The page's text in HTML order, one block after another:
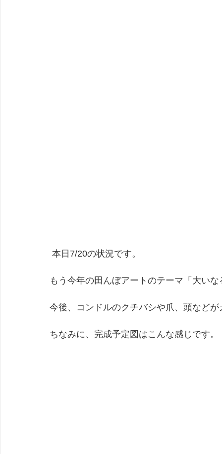
本日7/20の状況です。
もう今年の田んぼアートのテーマ「大い
今後、コンドルのクチバシや爪、頭など
ちなみに、完成予定図はこんな感じです。